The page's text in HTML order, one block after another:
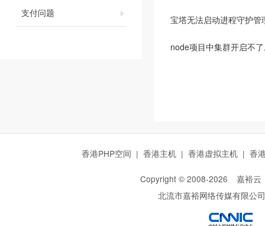
支付问题
宝塔无法启动进程守护管
node项目中集群开启不
香港PHP空间 | 香港主机 | 香港虚拟主机 | 香
Copyright © 2008-2026 嘉裕云
北流市嘉裕网络传媒有限公司